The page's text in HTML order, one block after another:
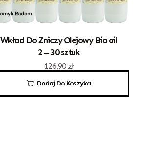
Dodaj Do Koszyka
Wkład Do Zniczy Olejowy Bio oil
2 – 30 sztuk
126,90 zł